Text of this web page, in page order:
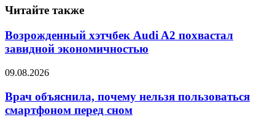
Читайте также
Возрожденный хэтчбек Audi A2 похвастал
завидной экономичностью
09.08.2026
Врач объяснила, почему нельзя пользоваться
смартфоном перед сном